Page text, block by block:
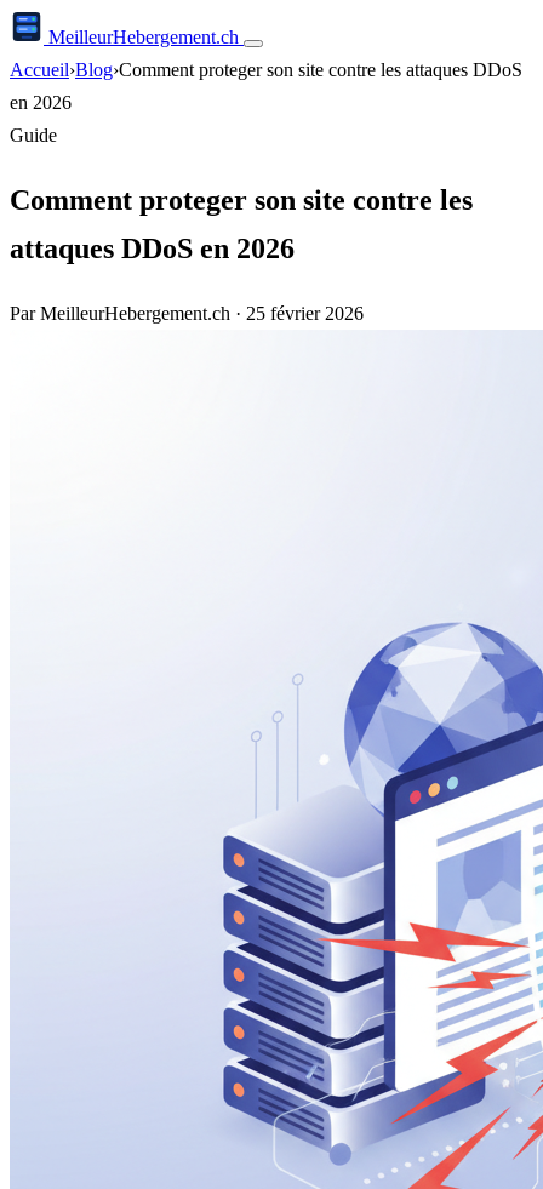
MeilleurHebergement.ch
Accueil›Blog›Comment proteger son site contre les attaques DDoS
en 2026
Guide
Comment proteger son site contre les
attaques DDoS en 2026
Par MeilleurHebergement.ch · 25 février 2026